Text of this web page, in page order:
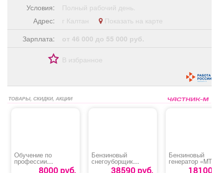
Условия:
Полный рабочий день.
Адрес:
г Калтан
Показать на карте
Зарплата:
от 46 000 до 55 000 руб.
В избранное
ТОВАРЫ, СКИДКИ, АКЦИИ
Обучение по
профессии
«Делопроизводител
8000 руб.
Бензиновый
снегоуборщик
«Sturm STG7453»
38590 руб.
Бензиновый
генератор «MTX
3500» 18100